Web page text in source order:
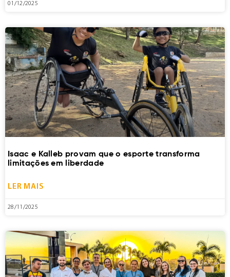
01/12/2025
Isaac e Kalleb provam que o esporte transforma
limitações em liberdade
LER MAIS
28/11/2025